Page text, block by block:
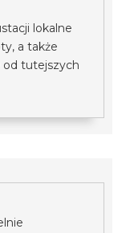
lokalne
a także
od tutejszych